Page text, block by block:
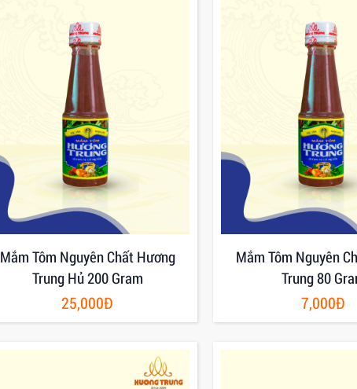
Mắm Tôm Nguyên Chất Hương
Trung Hủ 200 Gram
25,000Đ
Mắm Tôm Nguyên
Trung 80
7,000Đ